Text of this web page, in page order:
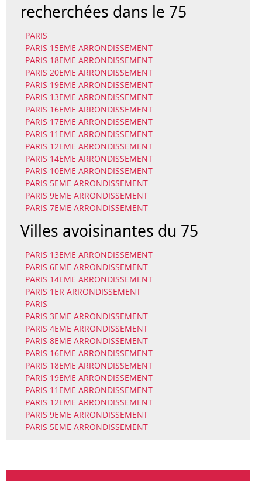
recherchées dans le 75
PARIS
PARIS 15EME ARRONDISSEMENT
PARIS 18EME ARRONDISSEMENT
PARIS 20EME ARRONDISSEMENT
PARIS 19EME ARRONDISSEMENT
PARIS 13EME ARRONDISSEMENT
PARIS 16EME ARRONDISSEMENT
PARIS 17EME ARRONDISSEMENT
PARIS 11EME ARRONDISSEMENT
PARIS 12EME ARRONDISSEMENT
PARIS 14EME ARRONDISSEMENT
PARIS 10EME ARRONDISSEMENT
PARIS 5EME ARRONDISSEMENT
PARIS 9EME ARRONDISSEMENT
PARIS 7EME ARRONDISSEMENT
Villes avoisinantes du 75
PARIS 13EME ARRONDISSEMENT
PARIS 6EME ARRONDISSEMENT
PARIS 14EME ARRONDISSEMENT
PARIS 1ER ARRONDISSEMENT
PARIS
PARIS 3EME ARRONDISSEMENT
PARIS 4EME ARRONDISSEMENT
PARIS 8EME ARRONDISSEMENT
PARIS 16EME ARRONDISSEMENT
PARIS 18EME ARRONDISSEMENT
PARIS 19EME ARRONDISSEMENT
PARIS 11EME ARRONDISSEMENT
PARIS 12EME ARRONDISSEMENT
PARIS 9EME ARRONDISSEMENT
PARIS 5EME ARRONDISSEMENT